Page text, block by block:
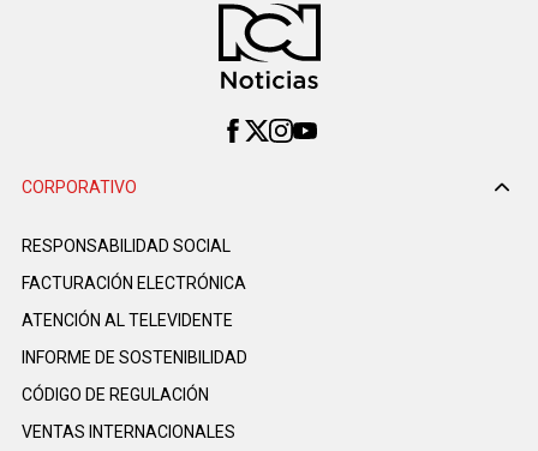
CORPORATIVO
RESPONSABILIDAD SOCIAL
FACTURACIÓN ELECTRÓNICA
ATENCIÓN AL TELEVIDENTE
INFORME DE SOSTENIBILIDAD
CÓDIGO DE REGULACIÓN
VENTAS INTERNACIONALES